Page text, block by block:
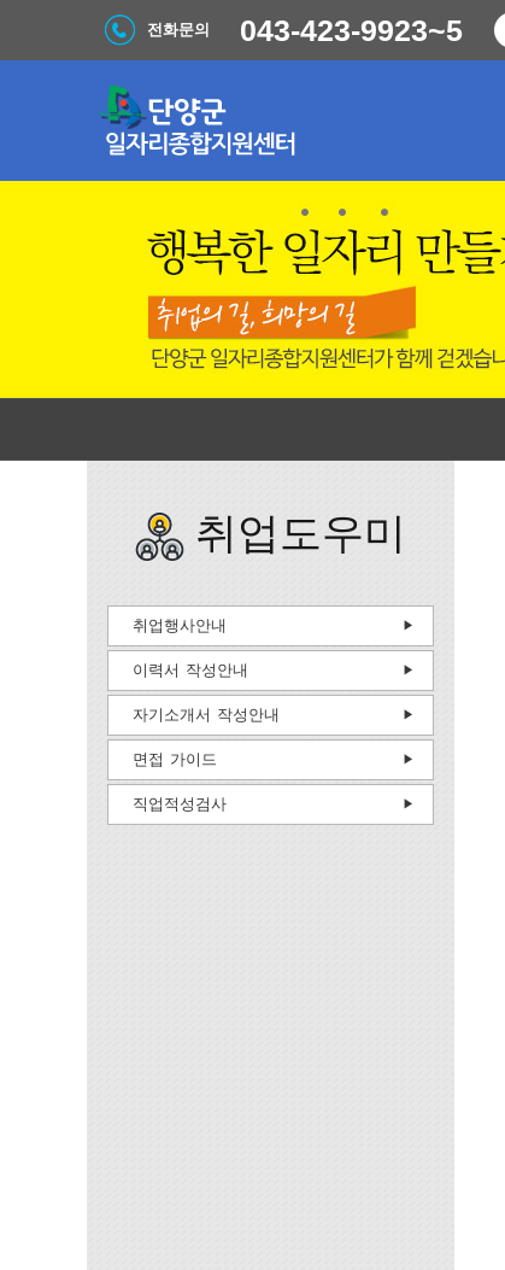
전화문의 043-423-9923~5
취업도우미
취업행사안내
이력서 작성안내
자기소개서 작성안내
면접 가이드
직업적성검사